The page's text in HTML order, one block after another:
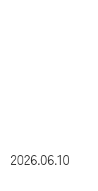
2026.06.10